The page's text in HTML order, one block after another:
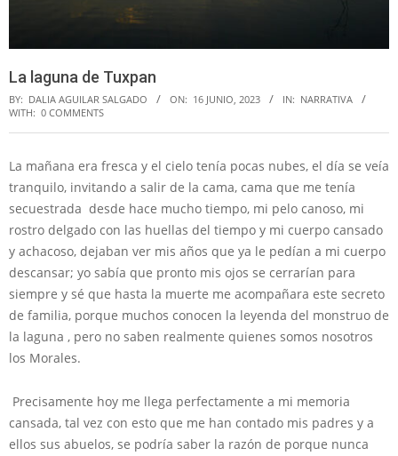
La laguna de Tuxpan
BY: DALIA AGUILAR SALGADO ON: 16 JUNIO, 2023 IN: NARRATIVA
WITH: 0 COMMENTS
La mañana era fresca y el cielo tenía pocas nubes, el día se veía
tranquilo, invitando a salir de la cama, cama que me tenía
secuestrada desde hace mucho tiempo, mi pelo canoso, mi
rostro delgado con las huellas del tiempo y mi cuerpo cansado
y achacoso, dejaban ver mis años que ya le pedían a mi cuerpo
descansar; yo sabía que pronto mis ojos se cerrarían para
siempre y sé que hasta la muerte me acompañara este secreto
de familia, porque muchos conocen la leyenda del monstruo de
la laguna , pero no saben realmente quienes somos nosotros
los Morales.
Precisamente hoy me llega perfectamente a mi memoria
cansada, tal vez con esto que me han contado mis padres y a
ellos sus abuelos, se podría saber la razón de porque nunca